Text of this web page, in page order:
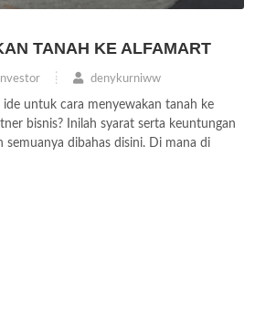
TANAH KE ALFAMART
denykurniww
ide untuk cara menyewakan tanah ke
bisnis? Inilah syarat serta keuntungan
semuanya dibahas disini. Di mana di